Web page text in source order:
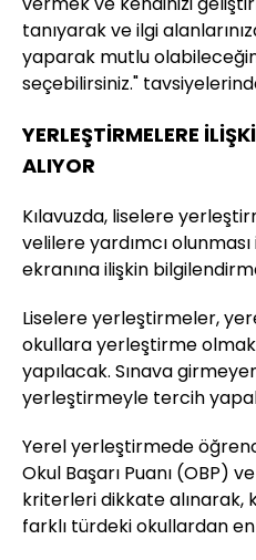
tanıyarak ve ilgi
yaparak mutlu
seçebilirsiniz."
YERLEŞTİRMELERE
ALIYOR
Kılavuzda, liselere
velilere yardımcı
ekranına ilişkin
Liselere yerleştirmeler,
okullara yerleştirme
yapılacak. Sınava
yerleştirmeyle tercih
Yerel yerleştirmede
Okul Başarı Puanı (OBP)
kriterleri dikkate alınarak,
farklı türdeki okullardan